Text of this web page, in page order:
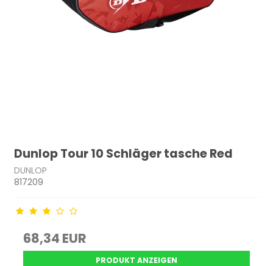
Dunlop Tour 10 Schläger tasche Red
DUNLOP
817209
68,34 EUR
PRODUKT ANZEIGEN